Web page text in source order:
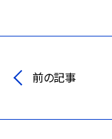
前の記事